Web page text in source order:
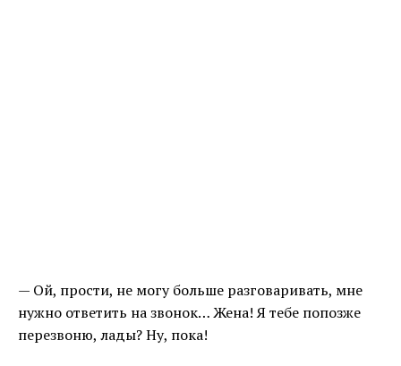
— Ой, прости, не могу больше разговаривать, мне
нужно ответить на звонок… Жена! Я тебе попозже
перезвоню, лады? Ну, пока!